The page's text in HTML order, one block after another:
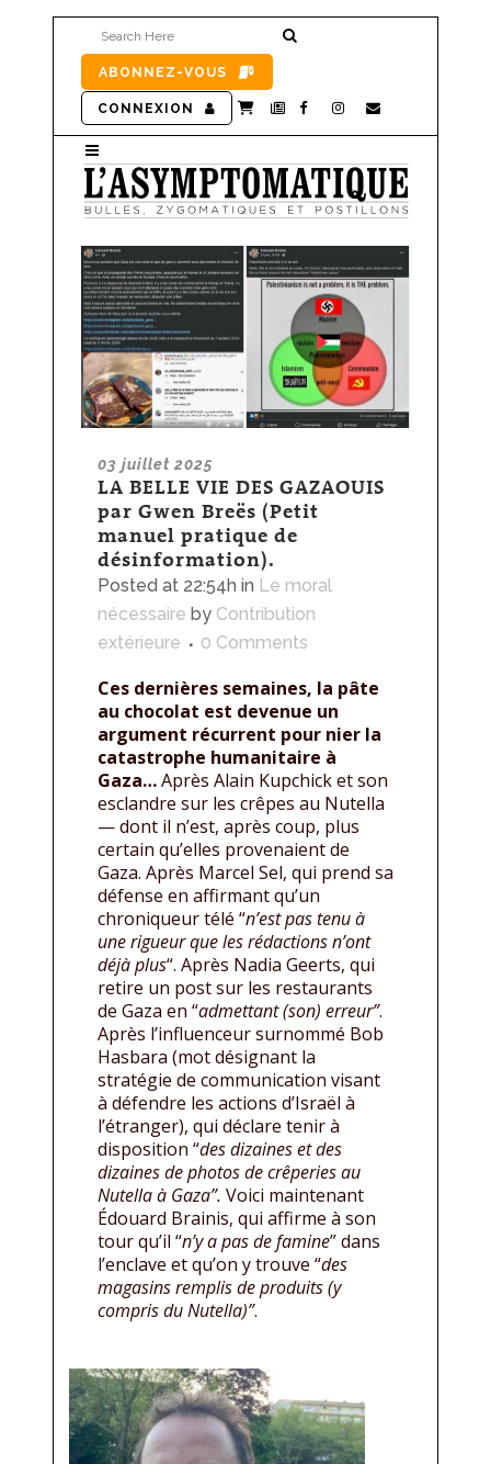
ABONNEZ-VOUS
CONNEXION
03 juillet 2025
LA BELLE VIE DES GAZAOUIS
par Gwen Breës (Petit
manuel pratique de
désinformation).
Posted at 22:54h in Le moral
nécessaire by Contribution
extérieure
0 Comments
Ces dernières semaines, la pâte
au chocolat est devenue un
argument récurrent pour nier la
catastrophe humanitaire à
Gaza…Après Alain Kupchick et son
esclandre sur les crêpes au Nutella
— dont il n’est, après coup, plus
certain qu’elles provenaient de
Gaza. Après Marcel Sel, qui prend sa
défense en affirmant qu’un
chroniqueur télé “n’est pas tenu à
une rigueur que les rédactions n’ont
déjà plus“. Après Nadia Geerts, qui
retire un post sur les restaurants
de Gaza en “admettant (son) erreur”.
Après l’influenceur surnommé Bob
Hasbara (mot désignant la
stratégie de communication visant
à défendre les actions d’Israël à
l’étranger), qui déclare tenir à
disposition “des dizaines et des
dizaines de photos de crêperies au
Nutella à Gaza”. Voici maintenant
Édouard Brainis, qui affirme à son
tour qu’il “n’y a pas de famine” dans
l’enclave et qu’on y trouve “des
magasins remplis de produits (y
compris du Nutella)”.